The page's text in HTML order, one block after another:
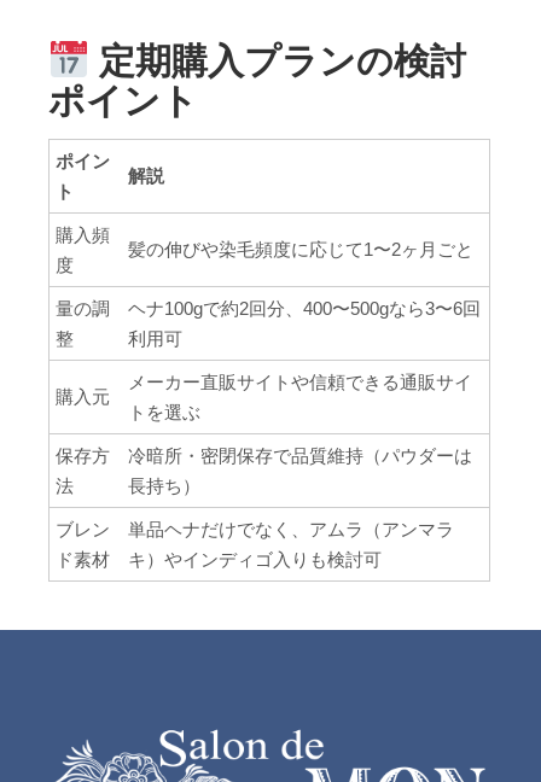
定期購入プランの検討
ポイント
ポイン
ト
解説
購入頻
度
髪の伸びや染毛頻度に応じて1〜2ヶ月ごと
量の調
整
ヘナ100gで約2回分、400〜500gなら3〜6回
利用可
購入元
メーカー直販サイトや信頼できる通販サイ
トを選ぶ
保存方
法
冷暗所・密閉保存で品質維持（パウダーは
長持ち）
ブレン
ド素材
単品ヘナだけでなく、アムラ（アンマラ
キ）やインディゴ入りも検討可